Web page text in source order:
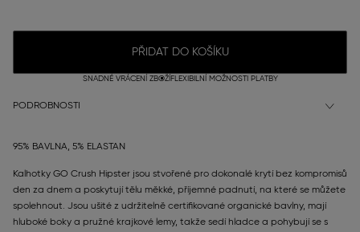
PŘIDAT DO KOŠÍKU
SNADNÉ VRÁCENÍ ZBOŽÍ FLEXIBILNÍ MOŽNOSTI PLATBY
PODROBNOSTI
95% BAVLNA, 5% ELASTAN
Kalhotky GO Crush Hipster jsou stvořené pro dokonalé krytí bez kompromisů
den za dnem a poskytují tělu měkké, příjemné padnutí, na které se můžete
spolehnout. Jsou ušité z udržitelně certifikované organické bavlny, mají
hluboké boky a pružné krajkové lemy, takže sedí hladce a pohybují se s